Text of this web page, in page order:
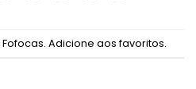
Fofocas. Adicione aos favoritos.